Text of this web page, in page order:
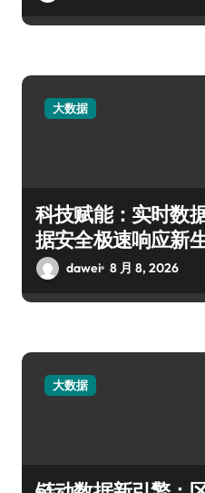
大数据
科技赋能：实时数
据安全极速响应新
dawei 8 月 8, 2026
大数据